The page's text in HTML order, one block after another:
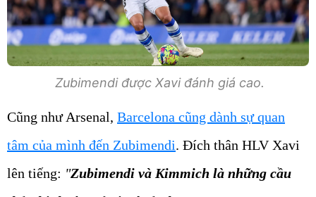
Zubimendi được Xavi đánh giá cao.
Cũng như Arsenal, Barcelona cũng dành sự quan
tâm của mình đến Zubimendi. Đích thân HLV Xavi
lên tiếng: "Zubimendi và Kimmich là những cầu